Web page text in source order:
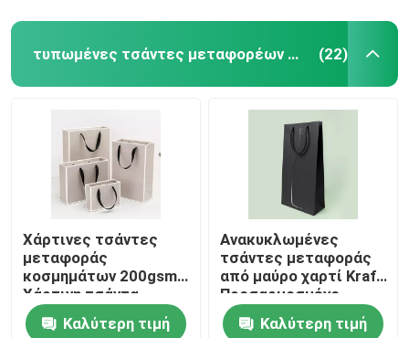
τυπωμένες τσάντες μεταφορέων εγγράφου (22)
Χάρτινες τσάντες
μεταφοράς
κοσμημάτων 200gsm
Χάρτινη τσάντα
δώρου με χερούλια
Καλύτερη τιμή
Ανακυκλωμένες
τσάντες μεταφοράς
από μαύρο χαρτί Kraft
Προσαρμοσμένο
χρώμα Patone
Καλύτερη τιμή